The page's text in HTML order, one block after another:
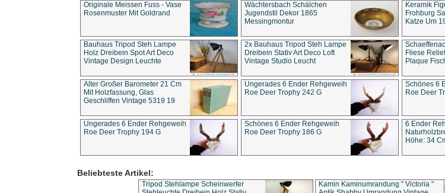
Originale Meissen Fuss - Vase
Rosenmuster Mit Goldrand
Wächtersbach Schälchen
Jugendstil Dekor 1865
Messingmontur
Keramik
Frohburg
Katze Um
Bauhaus Tripod Steh Lampe
Holz Dreibein Spot Art Deco
Vintage Design Leuchte
2x Bauhaus Tripod Steh Lampe
Dreibein Stativ Art Deco Loft
Vintage Studio Leucht
Fliese
Plaque
Alter Großer Barometer 21 Cm
Mit Holzfassung, Glas
Geschliffen Vintage 5319 19
Ungerades 6 Ender Rehgeweih
Roe Deer Trophy 242 G
Schönes 6
Roe Deer
Ungerades 6 Ender Rehgeweih
Roe Deer Trophy 194 G
Schönes 6 Ender Rehgeweih
Roe Deer Trophy 186 G
6 Ender
Höhe: 34
Beliebteste Artikel:
Tripod Stehlampe Scheinwerfer
Kamin Kaminumrandung " Victoria "